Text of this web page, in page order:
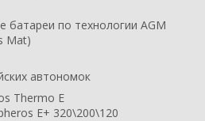
батареи по технологии AGM
Mat)
автономок
Thermo E
E+ 320\200\120